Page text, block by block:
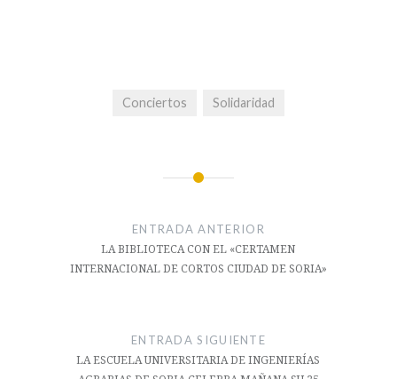
Conciertos Solidaridad
entradas
ENTRADA ANTERIOR
LA BIBLIOTECA CON EL «CERTAMEN
INTERNACIONAL DE CORTOS CIUDAD DE SORIA»
ENTRADA SIGUIENTE
LA ESCUELA UNIVERSITARIA DE INGENIERÍAS